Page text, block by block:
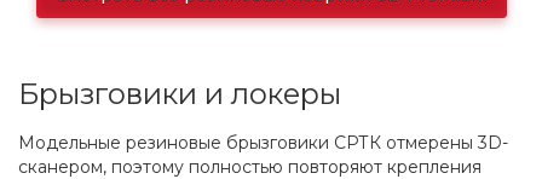
Брызговики и локеры
Модельные резиновые брызговики СРТК отмерены 3D-
сканером, поэтому полностью повторяют крепления